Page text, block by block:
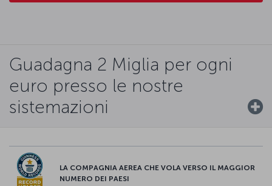
Guadagna 2 Miglia per ogni
euro presso le nostre
sistemazioni
LA COMPAGNIA AEREA CHE VOLA VERSO IL MAGGIOR
NUMERO DEI PAESI